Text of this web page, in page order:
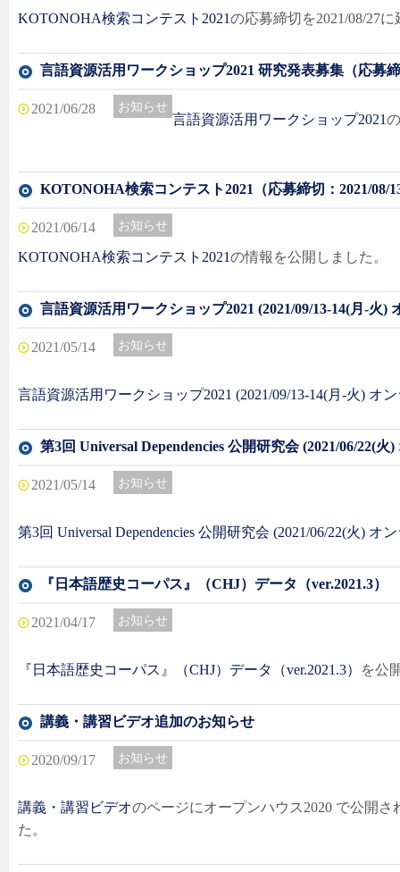
KOTONOHA検索コンテスト2021の応募締切を2021/08/27
言語資源活用ワークショップ2021 研究発表募集（応募
2021/06/28 お知らせ
言語資源活用ワークショップ2021
KOTONOHA検索コンテスト2021（応募締切：2021/08/
2021/06/14 お知らせ
KOTONOHA検索コンテスト2021の情報を公開しました。
言語資源活用ワークショップ2021 (2021/09/13-14(月-火)
2021/05/14 お知らせ
言語資源活用ワークショップ2021 (2021/09/13-14(月-火) オ
第3回 Universal Dependencies 公開研究会 (2021/06/22(火
2021/05/14 お知らせ
第3回 Universal Dependencies 公開研究会 (2021/06/22(火) オ
『日本語歴史コーパス』（CHJ）データ（ver.2021.3）
2021/04/17 お知らせ
『日本語歴史コーパス』（CHJ）データ（ver.2021.3） を公
講義・講習ビデオ追加のお知らせ
2020/09/17 お知らせ
講義・講習ビデオのページにオープンハウス2020 で公開
た。